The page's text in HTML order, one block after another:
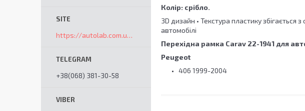
Колір: срібло.
3D дизайн • Текстура пластику збігається
автомобілі
Перехідна рамка Carav 22-1941 для
Peugeot
406 1999-2004
https://autolab.com.ua/ua/
+38(068) 381-30-58